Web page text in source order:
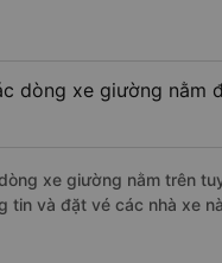
dòng xe giường nằm
xe giường nằm trên
tin và đặt vé các nhà xe